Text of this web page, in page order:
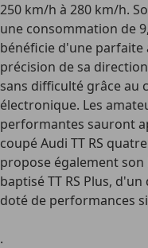
250 km/h à 280 km/h.
une consommation de
bénéficie d'une parfaite
précision de sa
sans difficulté grâce au
électronique. Les
performantes sauront
coupé Audi TT RS
propose également
baptiséTT RS Plus, d'un
doté de performances
.